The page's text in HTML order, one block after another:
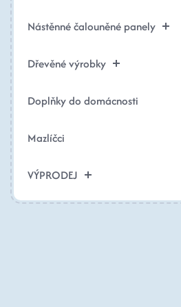
Nástěnné čalouněné panely
Dřevěné výrobky
Doplňky do domácnosti
Mazlíčci
VÝPRODEJ